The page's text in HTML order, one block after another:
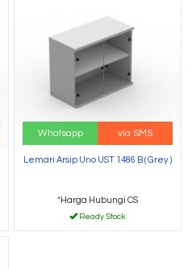
Whatsapp via SMS
Lemari Arsip Uno UST 1486 B ( Grey )
*Harga Hubungi CS
Ready Stock